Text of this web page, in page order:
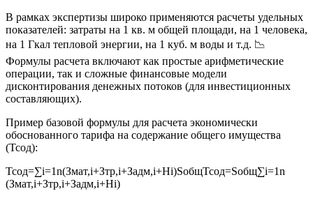
В рамках экспертизы широко применяются расчеты удельных
показателей: затраты на 1 кв. м общей площади, на 1 человека,
на 1 Гкал тепловой энергии, на 1 куб. м воды и т.д. 📉
Формулы расчета включают как простые арифметические
операции, так и сложные финансовые модели
дисконтирования денежных потоков (для инвестиционных
составляющих).
Пример базовой формулы для расчета экономически
обоснованного тарифа на содержание общего имущества
(Тсод):
Тсод=∑i=1n(Змат,i+Зтр,i+Задм,i+Нi)SобщТсод=Sобщ∑i=1n
(Змат,i+Зтр,i+Задм,i+Нi)